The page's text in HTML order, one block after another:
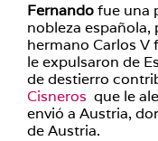
Fernandofue una
nobleza española,
hermano Carlos V
le expulsaron de
de destierro
Cisneros que le
envió a Austria,
de Austria.